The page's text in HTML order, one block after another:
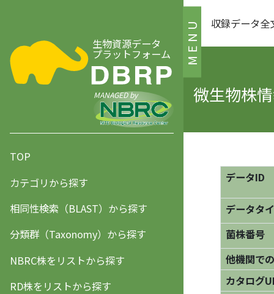
MENU
生物資源データ
プラットフォーム
MANAGED by
TOP
カテゴリから探す
相同性検索（BLAST）から探す
分類群（Taxonomy）から探す
NBRC株をリストから探す
RD株をリストから探す
収録データ全
微生物株
データID
データタ
菌株番号
他機関で
カタログ